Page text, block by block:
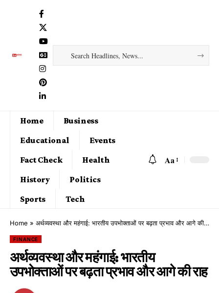
Home
Business
Educational
Events
Fact Check
Health
History
Politics
Sports
Tech
Aa
Home » अर्थव्यवस्था और महंगाई: भारतीय उपभोक्ताओं पर बढ़ता प्रभाव और आगे की राह
FINANCE
अर्थव्यवस्था और महंगाई: भारतीय
उपभोक्ताओं पर बढ़ता प्रभाव और आगे की राह